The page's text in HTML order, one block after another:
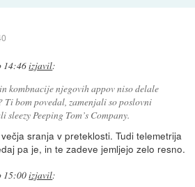
14:46izjavil:
kombnacije njegovih appov niso delale
Ti bom povedal, zamenjali so poslovni
sleezy Peeping Tom’s Company.
sranja v preteklosti. Tudi telemetrija
pa je, in te zadeve jemljejo zelo resno.
15:00izjavil: